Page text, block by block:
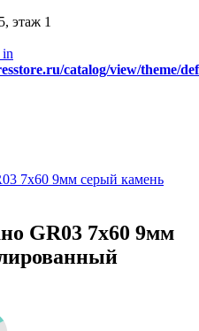
этаж 1
in
catalog/view/theme/
7x60 9мм серый камень
GR03 7x60 9мм